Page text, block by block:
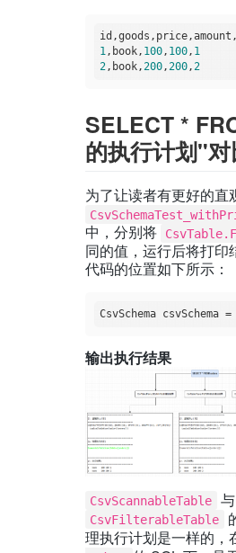
ResultSet
  }
private static void
final
while
for (int i = 1;
if (i <
        }
else {
        }
    }
  }
1,book, 100, 100, 1
2,book,200,200,2
SELECT *
的执行计划"
为了让读者有更好的直
中，分别将
同的值，运行后将打印
代码的位置如下所示：
CsvSchema csvSchema =
输出执行结果
CsvScannableTable 与
CsvFilterableTable
理执行计划是一样的，